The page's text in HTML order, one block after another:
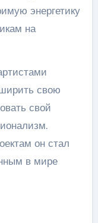
энергетику
на
свою
свой
он стал
в мире